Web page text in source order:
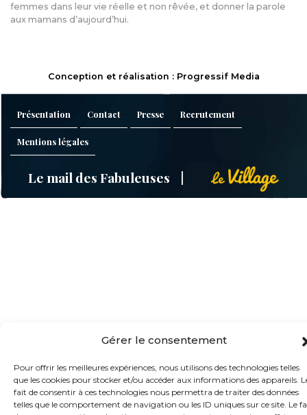
Gérer le consentement
Pour offrir les meilleures expériences, nous utilisons des technologies telles
que les cookies pour stocker et/ou accéder aux informations des appareils.
fait de consentir à ces technologies nous permettra de traiter des données
telles que le comportement de navigation ou les ID uniques sur ce site. Le
femmes dans leur vie réelle et non rêvée, et donner la parole
aux mamans d’aujourd’hui.
Conception et réalisation : Progressif Media
Présentation Contact Presse Recrutement
Mentions légales
Le mail des Fabuleuses